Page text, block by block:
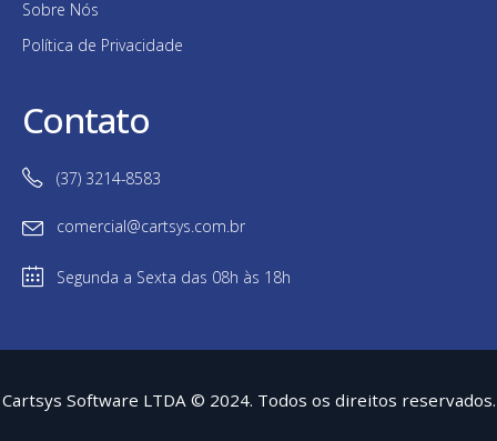
Sobre Nós
Política de Privacidade
Contato
(37) 3214-8583
comercial@cartsys.com.br
Segunda a Sexta das 08h às 18h
Cartsys Software LTDA © 2024. Todos os direitos reservados.